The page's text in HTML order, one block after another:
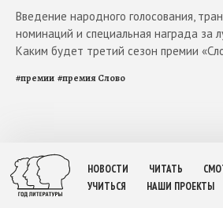
Введение народного голосования,
номинаций и специальная награда за
Каким будет третий сезон премии
#премии #премия Слово
НОВОСТИ ЧИТАТЬ
УЧИТЬСЯ
НАШИ ПРОЕКТЫ